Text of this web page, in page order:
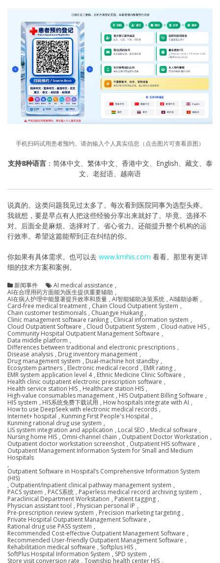
手机扫码试用患者预约。请勿输入个人真实信息（点击图片可查看原图）
支持8种语言：简体中文、繁体中文、香港中文、English、藏文、泰
文、老挝语、越南语
说真的。这类问题我见过太多了。每次看到医院同事为选型头疼。
我就想，要是早点有人把这些经验分享出来就好了。毕竟。选择不
对。后面全是麻烦。选择对了。省心省力。还能提升整个机构的运
行效率。希望这篇能帮到正在纠结的你。
你如果有具体需求。也可以去 www.kmhis.com 看看。那里有更详
细的技术方案和案例。
新闻事件 AI medical assistance ,
AI在合理用药方面能为医生提供重要辅助 ,
AI在病人护理中能显著提升效率和质量 , AI智能辅助决策系统 , AI辅助诊断 ,
Card-free medical treatment , Chain Cloud Outpatient System ,
Chain customer testimonials , Chuangye Huikang ,
Clinic management software ranking , Clinical information system ,
Cloud Outpatient Software , Cloud Outpatient System , Cloud-native HIS ,
Community Hospital Outpatient Management Software ,
Data middle platform ,
Differences between traditional and electronic prescriptions ,
Disease analysis , Drug inventory management ,
Drug management system , Dual-machine hot standby ,
Ecosystem partners , Electronic medical record , EMR rating ,
EMR system application level 4 , Ethnic Medicine Clinic Software ,
Health clinic outpatient electronic prescription software ,
Health service station HIS , Healthcare station HIS ,
High-value consumables management , HIS Outpatient Billing Software ,
HIS system , HIS系统免费下载试用 , How hospitals integrate with AI ,
How to use DeepSeek with electronic medical records ,
Internet+ hospital , Kunming First People's Hospital ,
Kunming rational drug use system ,
LIS system integration and application , Local SEO , Medical software ,
Nursing home HIS , Omni-channel chain , Outpatient Doctor Workstation ,
Outpatient doctor workstation screenshot , Outpatient HIS software ,
Outpatient Management Information System for Small and Medium
Hospitals
,
Outpatient Software in Hospital’s Comprehensive Information System
(HIS)
, Outpatient/inpatient clinical pathway management system ,
PACS system , PACS系统 , Paperless medical record archiving system ,
Paraclinical Department Workstation , Patient tagging ,
Physician assistant tool , Physician personal IP ,
Pre-prescription review system , Precision marketing targeting ,
Private Hospital Outpatient Management Software ,
Rational drug use PASS system ,
Recommended Cost-effective Outpatient Management Software ,
Recommended User-friendly Outpatient Management Software ,
Rehabilitation medical software , Softplus HIS ,
SoftPlus Hospital Information System , SPD system ,
Store visit conversion rate , Township health center HIS ,